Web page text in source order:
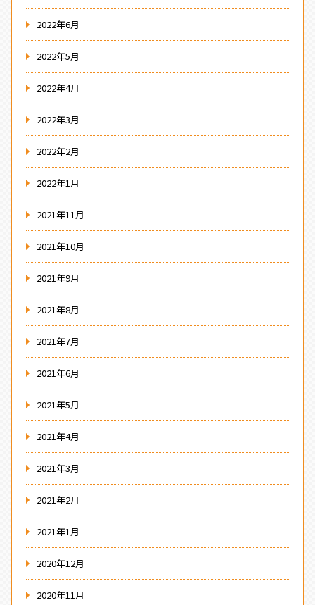
2022年6月
2022年5月
2022年4月
2022年3月
2022年2月
2022年1月
2021年11月
2021年10月
2021年9月
2021年8月
2021年7月
2021年6月
2021年5月
2021年4月
2021年3月
2021年2月
2021年1月
2020年12月
2020年11月